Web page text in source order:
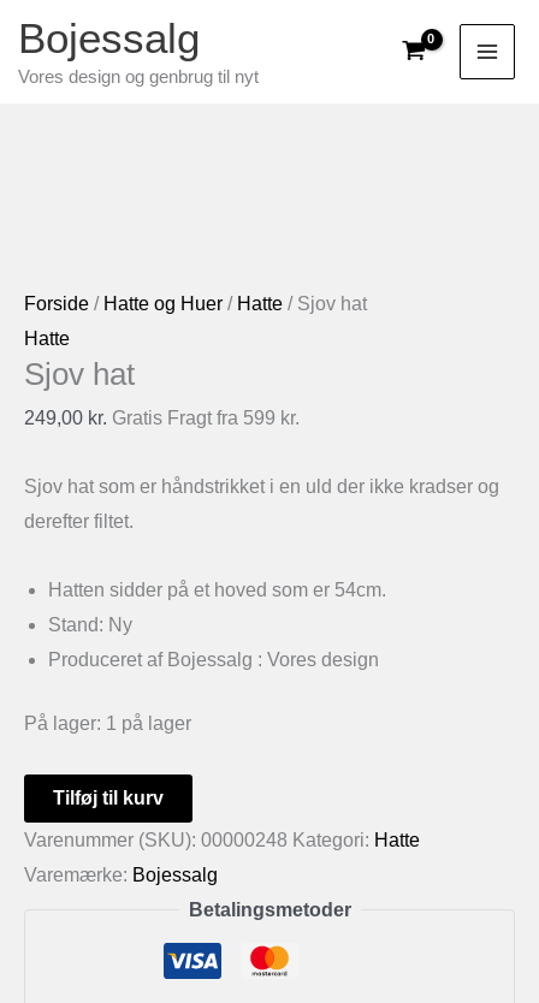
indholdet
Bojessalg
Vores design og genbrug til nyt
Forside / Hatte og Huer / Hatte / Sjov hat
Hatte
Sjov hat
249,00 kr. Gratis Fragt fra 599 kr.
Sjov hat som er håndstrikket i en uld der ikke kradser og
derefter filtet.
Hatten sidder på et hoved som er 54cm.
Stand: Ny
Produceret af Bojessalg : Vores design
På lager: 1 på lager
Sjov
hat
Tilføj til kurv
Varenummer (SKU): 00000248 Kategori: Hatte
Varemærke: Bojessalg
Betalingsmetoder